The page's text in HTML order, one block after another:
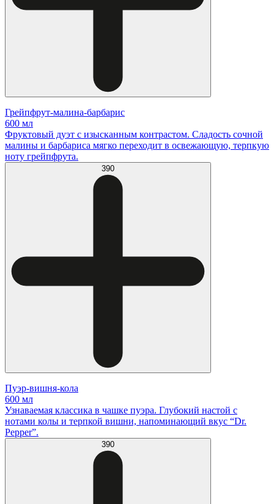
Грейпфрут-малина-барбарис
600 мл
Фруктовый дуэт с изысканным контрастом. Сладость сочной
малины и барбариса мягко переходит в освежающую, терпкую
ноту грейпфрута.
390
Пуэр-вишня-кола
600 мл
Узнаваемая классика в чашке пуэра. Глубокий настой с
нотами колы и терпкой вишни, напоминающий вкус “Dr.
Pepper”.
390